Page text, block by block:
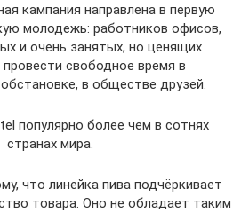
кампания направлена в первую
молодежь: работников офисов,
и очень занятых, но ценящих
свободное время в
в обществе друзей.
популярно более чем в сотнях
странах мира.
что линейка пива подчёркивает
товара. Оно не обладает таким